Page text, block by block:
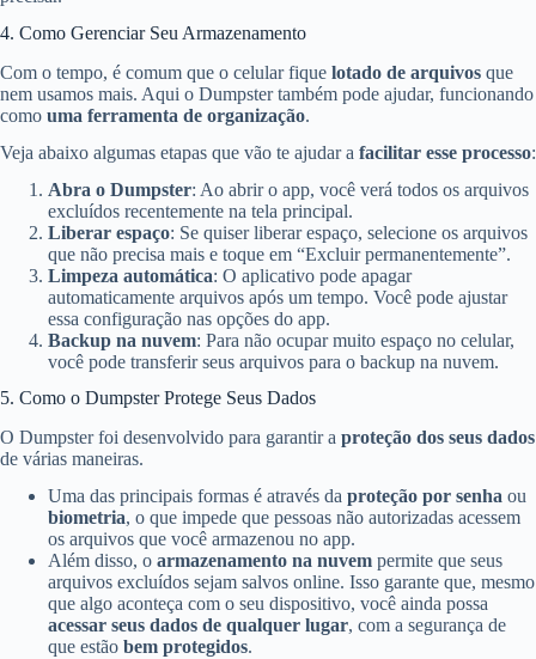
4. Como Gerenciar Seu Armazenamento
Com o tempo, é comum que o celular fique lotado de arquivos que
nem usamos mais. Aqui o Dumpster também pode ajudar, funcionando
como uma ferramenta de organização.
Veja abaixo algumas etapas que vão te ajudar a facilitar esse processo:
Abra o Dumpster: Ao abrir o app, você verá todos os arquivos
excluídos recentemente na tela principal.
Liberar espaço: Se quiser liberar espaço, selecione os arquivos
que não precisa mais e toque em “Excluir permanentemente”.
Limpeza automática: O aplicativo pode apagar
automaticamente arquivos após um tempo. Você pode ajustar
essa configuração nas opções do app.
Backup na nuvem: Para não ocupar muito espaço no celular,
você pode transferir seus arquivos para o backup na nuvem.
5. Como o Dumpster Protege Seus Dados
O Dumpster foi desenvolvido para garantir a proteção dos seus dados
de várias maneiras.
Uma das principais formas é através da proteção por senha ou
biometria, o que impede que pessoas não autorizadas acessem
os arquivos que você armazenou no app.
Além disso, o armazenamento na nuvem permite que seus
arquivos excluídos sejam salvos online. Isso garante que, mesmo
que algo aconteça com o seu dispositivo, você ainda possa
acessar seus dados de qualquer lugar, com a segurança de
que estão bem protegidos.